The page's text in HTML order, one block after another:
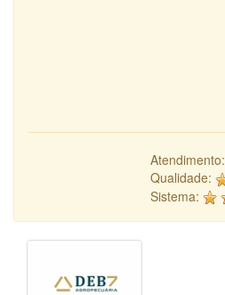
Atendimento:
Qualidade:
Sistema: